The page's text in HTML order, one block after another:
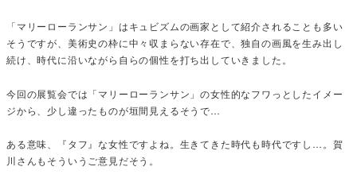
「マリーローランサン」はキュビズムの画家として紹介されることも多い
そうですが、美術史の枠に中々収まらない存在で、独自の画風を生み出し
続け、時代に沿いながら自らの個性を打ち出していきました。
今回の展覧会では「マリーローランサン」の女性的なフワっとしたイメー
ジから、少し違ったものが垣間見えるそうで…
ある意味、『タフ』な女性ですよね。生きてきた時代も時代ですし…。賀
川さんもそういうご意見だそう。